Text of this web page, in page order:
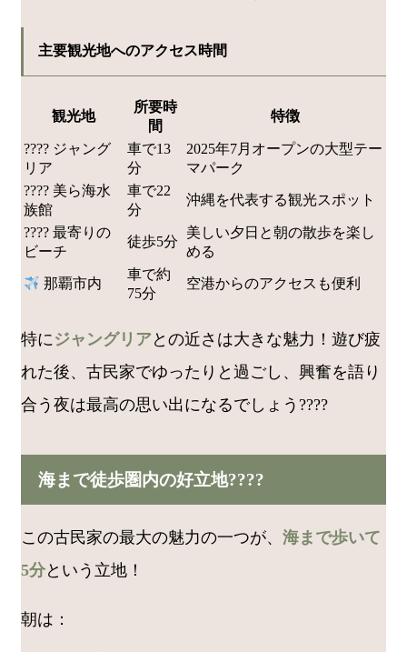
主要観光地へのアクセス時間
観光地
所要時
間
特徴
???? ジャング
リア
車で13
分
2025年7月オープンの大型テー
マパーク
???? 美ら海水
族館
車で22
分
沖縄を代表する観光スポット
????️ 最寄りの
ビーチ
徒歩5分
美しい夕日と朝の散歩を楽し
める
那覇市内
車で約
75分
空港からのアクセスも便利
特にジャングリアとの近さは大きな魅力！遊び疲
れた後、古民家でゆったりと過ごし、興奮を語り
合う夜は最高の思い出になるでしょう????
海まで徒歩圏内の好立地????
この古民家の最大の魅力の一つが、 海まで歩いて
5分という立地！
朝は：